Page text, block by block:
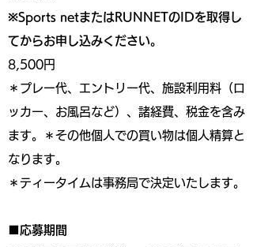
※Sports netまたはRUNNETのIDを取得し
てからお申し込みください。
8,500円
＊プレー代、エントリー代、施設利用料（ロ
ッカー、お風呂など）、諸経費、税金を含み
ます。＊その他個人での買い物は個人精算と
なります。
＊ティータイムは事務局で決定いたします。
■応募期間